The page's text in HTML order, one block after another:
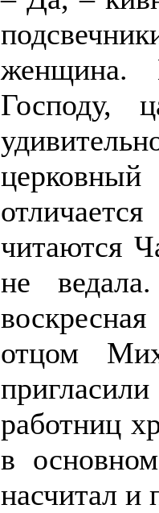
женщина.
Господу,
читаются
не
отцом
работниц
в
насчитал и